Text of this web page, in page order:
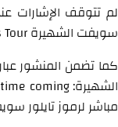
لم تتوقف الإشارات
سويفت الشهيرة Eras Tour، لكن مع استبدال محتواها بصور للرئيس الأمريكي ولحظات من التاريخ الأمريكي.
مباشر لرموز تايلور